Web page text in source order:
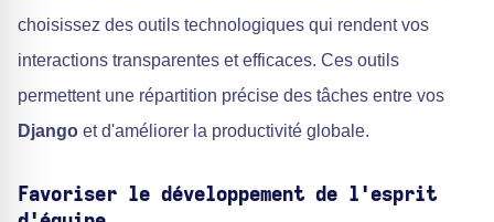
choisissez des outils technologiques qui rendent vos
interactions transparentes et efficaces. Ces outils
permettent une répartition précise des tâches entre vos
Django et d'améliorer la productivité globale.
Favoriser le développement de l'esprit